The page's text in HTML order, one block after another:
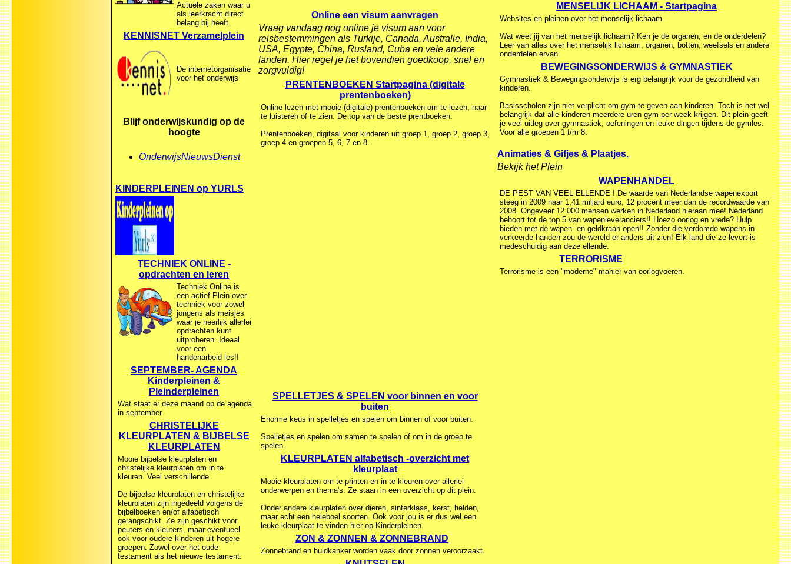
Actuele zaken waar u
als leerkracht direct
belang bij heeft.
KENNISNET Verzamelplein
De internetorganisatie
voor het onderwijs
Blijf onderwijskundig op de
hoogte
OnderwijsNieuwsDienst
KINDERPLEINEN op YURLS
TECHNIEK ONLINE -
opdrachten en leren
Techniek Online is
een actief Plein over
techniek voor zowel
jongens als meisjes
waar je heerlijk allerlei
opdrachten kunt
uitproberen. Ideaal
voor een
handenarbeid les!!
SEPTEMBER- AGENDA
Kinderpleinen &
Pleinderpleinen
Wat staat er deze maand op de agenda
in september
CHRISTELIJKE
KLEURPLATEN & BIJBELSE
KLEURPLATEN
Mooie bijbelse kleurplaten en
christelijke kleurplaten om in te
kleuren. Veel verschillende.
De bijbelse kleurplaten en christelijke
kleurplaten zijn ingedeeld volgens de
bijbelboeken en/of alfabetisch
gerangschikt. Ze zijn geschikt voor
peuters en kleuters, maar eventueel
ook voor oudere kinderen uit hogere
groepen. Zowel over het oude
testament als het nieuwe testament.
Online een visum aanvragen
Vraag vandaag nog online je visum aan voor
reisbestemmingen als Turkije, Canada, Australie, India,
USA, Egypte, China, Rusland, Cuba en vele andere
landen. Hier regel je het bovendien goedkoop, snel en
zorgvuldig!
PRENTENBOEKEN Startpagina (digitale
prentenboeken)
Online lezen met mooie (digitale) prentenboeken om te lezen, naar
te luisteren of te zien. De top van de beste prentboeken.
Prentenboeken, digitaal voor kinderen uit groep 1, groep 2, groep 3,
groep 4 en groepen 5, 6, 7 en 8.
SPELLETJES & SPELEN voor binnen en voor
buiten
Enorme keus in spelletjes en spelen om binnen of voor buiten.
Spelletjes en spelen om samen te spelen of om in de groep te
spelen.
KLEURPLATEN alfabetisch -overzicht met
kleurplaat
Mooie kleurplaten om te printen en in te kleuren over allerlei
onderwerpen en thema's. Ze staan in een overzicht op dit plein.
Onder andere kleurplaten over dieren, sinterklaas, kerst, helden,
maar echt een heleboel soorten. Ook voor jou is er dus wel een
leuke kleurplaat te vinden hier op Kinderpleinen.
ZON & ZONNEN & ZONNEBRAND
Zonnebrand en huidkanker worden vaak door zonnen veroorzaakt.
MENSELIJK LICHAAM - Startpagina
Websites en pleinen over het menselijk lichaam.
Wat weet jij van het menselijk lichaam? Ken je de organen, en de onderdelen?
Leer van alles over het menselijk lichaam, organen, botten, weefsels en andere
onderdelen ervan.
BEWEGINGSONDERWIJS & GYMNASTIEK
Gymnastiek & Bewegingsonderwijs is erg belangrijk voor de gezondheid van
kinderen.
Basisscholen zijn niet verplicht om gym te geven aan kinderen. Toch is het wel
belangrijk dat alle kinderen meerdere uren gym per week krijgen. Dit plein geeft
je veel uitleg over gymnastiek, oefeningen en leuke dingen tijdens de gymles.
Voor alle groepen 1 t/m 8.
Animaties & Gifjes & Plaatjes.
Bekijk het Plein
WAPENHANDEL
DE PEST VAN VEEL ELLENDE ! De waarde van Nederlandse wapenexport
steeg in 2009 naar 1,41 miljard euro, 12 procent meer dan de recordwaarde van
2008. Ongeveer 12.000 mensen werken in Nederland hieraan mee! Nederland
behoort tot de top 5 van wapenleveranciers!! Hoezo oorlog en vrede? Hulp
bieden met de wapen- en geldkraan open!! Zonder die verdomde wapens in
verkeerde handen zou de wereld er anders uit zien! Elk land die ze levert is
medeschuldig aan deze ellende.
TERRORISME
Terrorisme is een "moderne" manier van oorlogvoeren.